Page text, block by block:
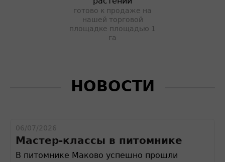
готово к продаже на
нашей торговой
площадке площадью 1
га
НОВОСТИ
06/07/2026
Мастер-классы в питомнике
В питомнике Маково успешно прошли